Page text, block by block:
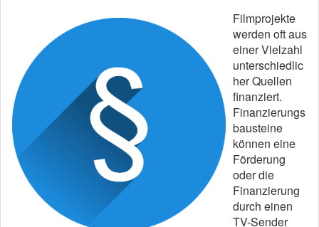
Filmprojekte
werden oft aus
einer Vielzahl
unterschiedlic
her Quellen
finanziert.
Finanzierungs
bausteine
können eine
Förderung
oder die
Finanzierung
durch einen
TV-Sender